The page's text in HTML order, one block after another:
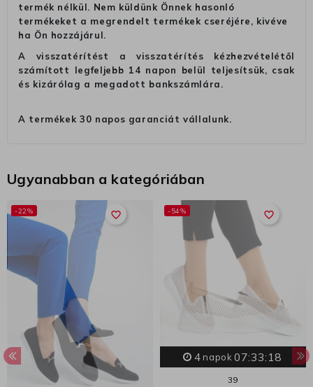
termék nélkül. Nem küldünk Önnek hasonló
termékeket a megrendelt termékek cseréjére, kivéve
ha Ön hozzájárul.
A visszatérítést a visszatérítés kézhezvételétől
számított legfeljebb 14 napon belül teljesítsük, csak
és kizárólag a megadott bankszámlára.
A termékek 30 napos garanciát vállalunk.
Ugyanabban a kategóriában
favorite_border
-22% favorite_border
-54%
4 napok 07:33:17
39